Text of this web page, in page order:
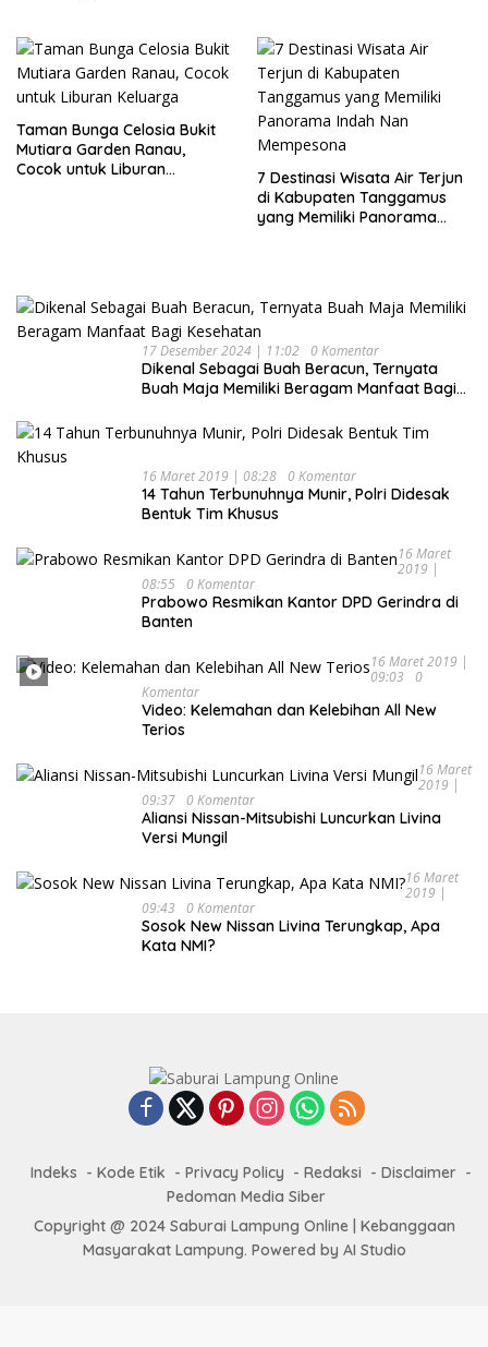
Taman Bunga Celosia Bukit
Mutiara Garden Ranau,
Cocok untuk Liburan
7 Destinasi Wisata Air Terjun
di Kabupaten Tanggamus
yang Memiliki Panorama
17 Desember 2024 | 11:02 0 Komentar
Dikenal Sebagai Buah Beracun, Ternyata
Buah Maja Memiliki Beragam Manfaat Bagi
16 Maret 2019 | 08:28 0 Komentar
14 Tahun Terbunuhnya Munir, Polri Didesak
Bentuk Tim Khusus
16 Maret
2019 |
08:55 0 Komentar
Prabowo Resmikan Kantor DPD Gerindra di
Banten
16 Maret 2019 |
09:03
0
Komentar
Video: Kelemahan dan Kelebihan All New
Terios
16 Maret
2019 |
09:37 0 Komentar
Aliansi Nissan-Mitsubishi Luncurkan Livina
Versi Mungil
16 Maret
2019 |
09:43
0 Komentar
Sosok New Nissan Livina Terungkap, Apa
Kata NMI?
Indeks Kode Etik Privacy Policy Redaksi
Disclaimer
Pedoman Media Siber
Copyright @ 2024 Saburai Lampung Online | Kebanggaan
Masyarakat Lampung. Powered by AI Studio